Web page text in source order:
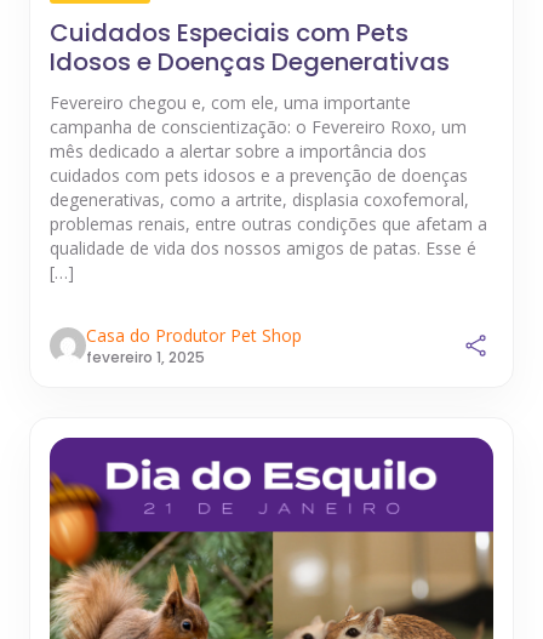
Cuidados Especiais com Pets
Idosos e Doenças Degenerativas
Fevereiro chegou e, com ele, uma importante
campanha de conscientização: o Fevereiro Roxo, um
mês dedicado a alertar sobre a importância dos
cuidados com pets idosos e a prevenção de doenças
degenerativas, como a artrite, displasia coxofemoral,
problemas renais, entre outras condições que afetam a
qualidade de vida dos nossos amigos de patas. Esse é
[…]
Casa do Produtor Pet Shop
fevereiro 1, 2025